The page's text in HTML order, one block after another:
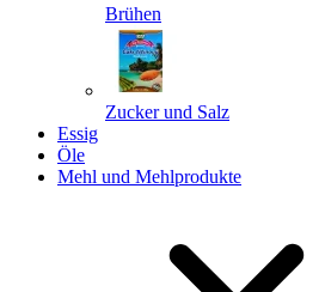
Brühen
Zucker und Salz
Essig
Öle
Mehl und Mehlprodukte